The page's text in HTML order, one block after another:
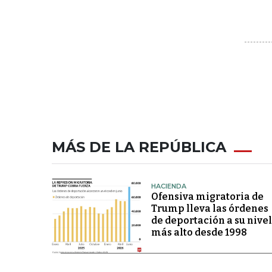
MÁS DE LA REPÚBLICA
HACIENDA
Ofensiva migratoria de
Trump lleva las órdenes
de deportación a su nivel
más alto desde 1998